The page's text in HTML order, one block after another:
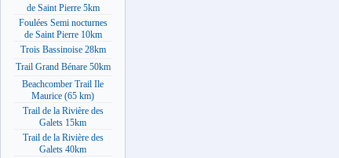
de Saint Pierre 5km
Foulées Semi nocturnes
de Saint Pierre 10km
Trois Bassinoise 28km
Trail Grand Bénare 50km
Beachcomber Trail Ile
Maurice (65 km)
Trail de la Rivière des
Galets 15km
Trail de la Rivière des
Galets 40km